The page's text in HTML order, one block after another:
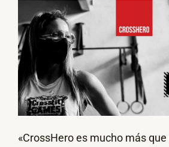
«CrossHero es mucho más